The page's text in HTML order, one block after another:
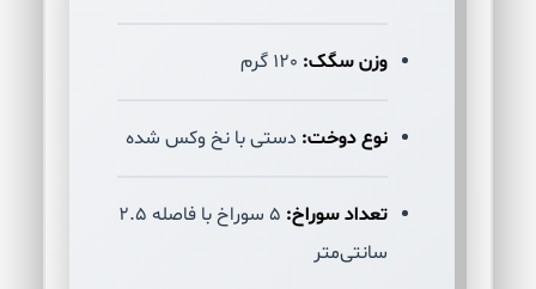
وزن سگک:
نوع دوخت: دستی با نخ وکس شده
تعداد سوراخ:
5 سوراخ با فاصله 2.5
سانتی‌متر